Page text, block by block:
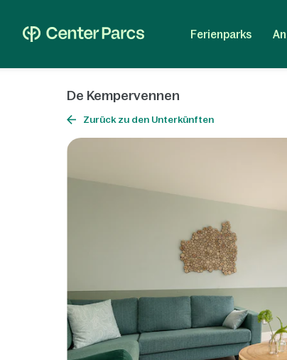
Ferienparks
De Kempervennen
Zurück zu den Unterkünften